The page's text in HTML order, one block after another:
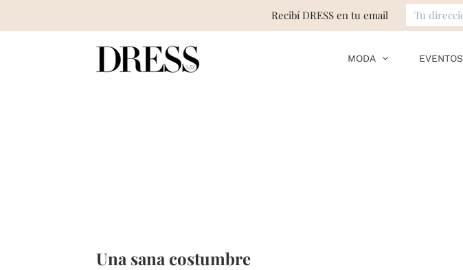
MODA EVENTOS
Una sana costumbre
Recibí DRESS en tu email